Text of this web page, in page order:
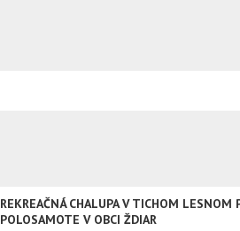
REKREAČNÁ CHALUPA V TICHOM LESNOM
POLOSAMOTE V OBCI ŽDIAR